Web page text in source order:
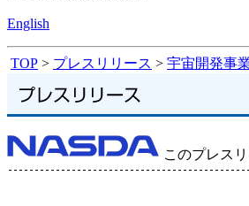
English
TOP > プレスリリース > 宇宙開発事
このプレス